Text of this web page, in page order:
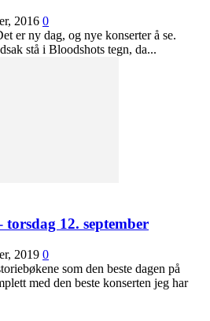
2016 0
er ny dag, og nye konserter å se.
stå i Bloodshots tegn, da...
torsdag 12. september
2019 0
som den beste dagen på
med den beste konserten jeg har